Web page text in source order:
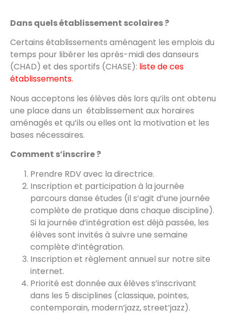
Dans quels établissement scolaires ?
Certains établissements aménagent les emplois du
temps pour libérer les après-midi des danseurs
(CHAD) et des sportifs (CHASE): liste de ces
établissements.
Nous acceptons les élèves dès lors qu’ils ont obtenu
une place dans un établissement aux horaires
aménagés et qu’ils ou elles ont la motivation et les
bases nécessaires.
Comment s’inscrire ?
Prendre RDV avec la directrice.
Inscription et participation à la journée
parcours danse études (il s’agit d’une journée
complète de pratique dans chaque discipline).
Si la journée d’intégration est déjà passée, les
élèves sont invités à suivre une semaine
complète d’intégration.
Inscription et règlement annuel sur notre site
internet.
Priorité est donnée aux élèves s’inscrivant
dans les 5 disciplines (classique, pointes,
contemporain, modern’jazz, street’jazz).